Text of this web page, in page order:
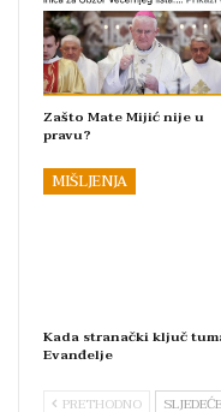
Zašto Mate Mijić nije u
pravu?
MIŠLJENJA
Kada stranački ključ
Evanđelje
PRETHODNO SLJEDEĆE